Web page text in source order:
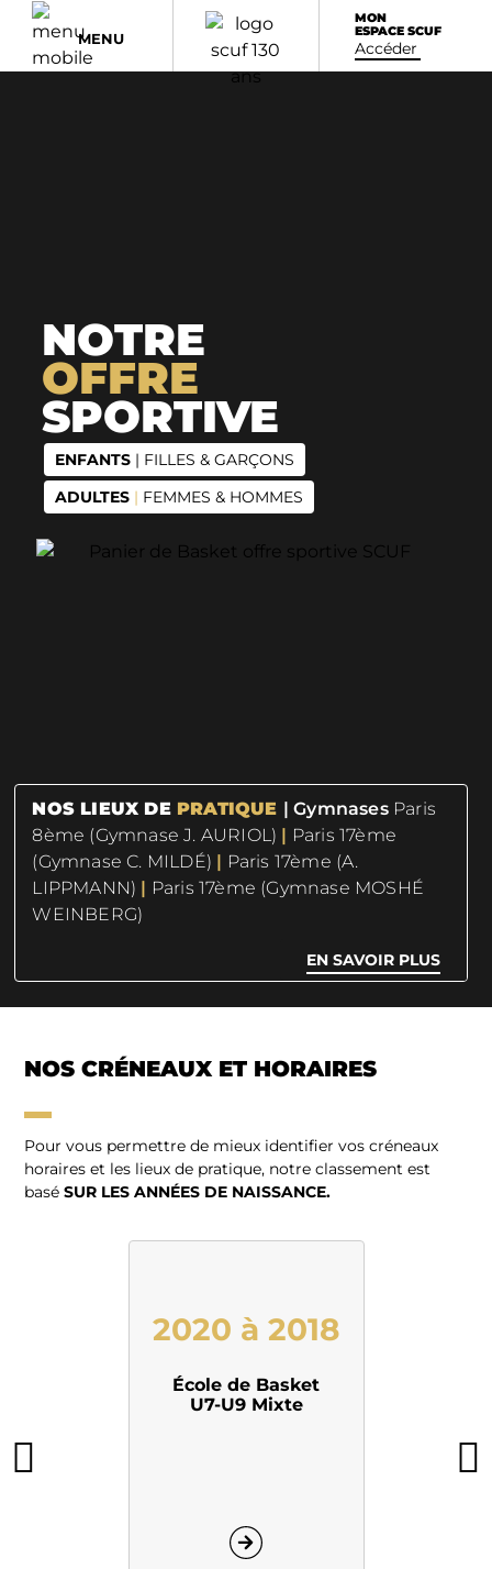
MENU
MON
ESPACE SCUF
Accéder
NOTRE
OFFRE
SPORTIVE
ENFANTS | FILLES & GARÇONS
ADULTES | FEMMES & HOMMES
NOS LIEUX DE PRATIQUE | Gymnases Paris
8ème (Gymnase J. AURIOL) | Paris 17ème
(Gymnase C. MILDÉ) | Paris 17ème (A.
LIPPMANN) | Paris 17ème (Gymnase MOSHÉ
WEINBERG)
EN SAVOIR PLUS
NOS CRÉNEAUX ET HORAIRES
Pour vous permettre de mieux identifier vos créneaux
horaires et les lieux de pratique, notre classement est
baséSUR LES ANNÉES DE NAISSANCE.
2020 à 2018
École de Basket
U7-U9 Mixte
Gymnase
C.Mildé
Cotisation
295 euros